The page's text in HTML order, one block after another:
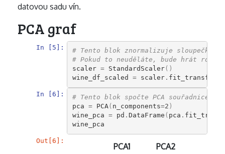
datovou sadu vín.
PCA graf
In [5]:
# Tento blok znormalizuje sloupečky
# Pokud to neuděláte, bude hrát roli
scaler = StandardScaler()
wine_df_scaled
= scaler. fit_transform
In [6]:
# Tento blok spočte PCA souřadnice
pca = PCA( n_components=2 )
wine_pca = pd . DataFrame ( pca .
wine_pca
Out[6]:
PCA1
PCA2